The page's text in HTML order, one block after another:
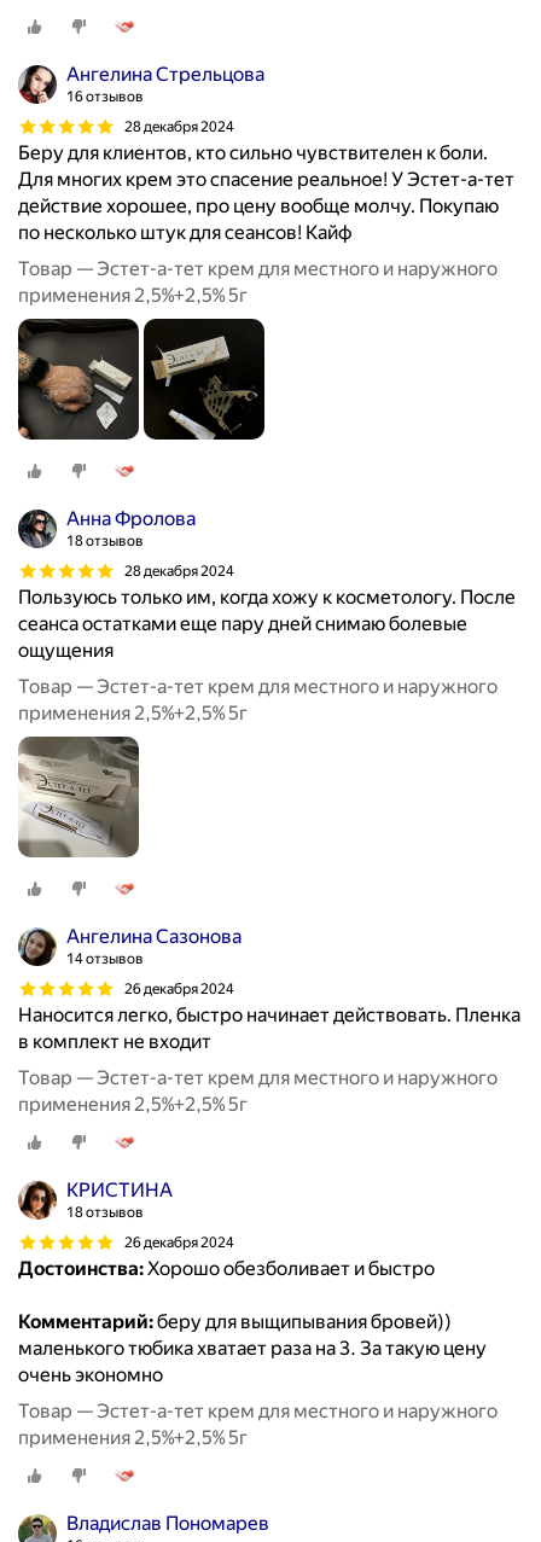
Ангелина Стрельцова
16 отзывов
28 декабря 2024
Беру для клиентов, кто сильно чувствителен к боли.
Для многих крем это спасение реальное! У Эстет-а-тет
действие хорошее, про цену вообще молчу. Покупаю
по несколько штук для сеансов! Кайф
Товар — Эстет-а-тет крем для местного и наружного
применения 2,5%+2,5% 5г
Анна Фролова
18 отзывов
28 декабря 2024
Пользуюсь только им, когда хожу к косметологу. После
сеанса остатками еще пару дней снимаю болевые
ощущения
Товар — Эстет-а-тет крем для местного и наружного
применения 2,5%+2,5% 5г
Ангелина Сазонова
14 отзывов
26 декабря 2024
Наносится легко, быстро начинает действовать. Пленка
в комплект не входит
Товар — Эстет-а-тет крем для местного и наружного
применения 2,5%+2,5% 5г
КРИСТИНА
18 отзывов
26 декабря 2024
Достоинства:Хорошо обезболивает и быстро
Комментарий:беру для выщипывания бровей))
маленького тюбика хватает раза на 3. За такую цену
очень экономно
Товар — Эстет-а-тет крем для местного и наружного
применения 2,5%+2,5% 5г
Владислав Пономарев